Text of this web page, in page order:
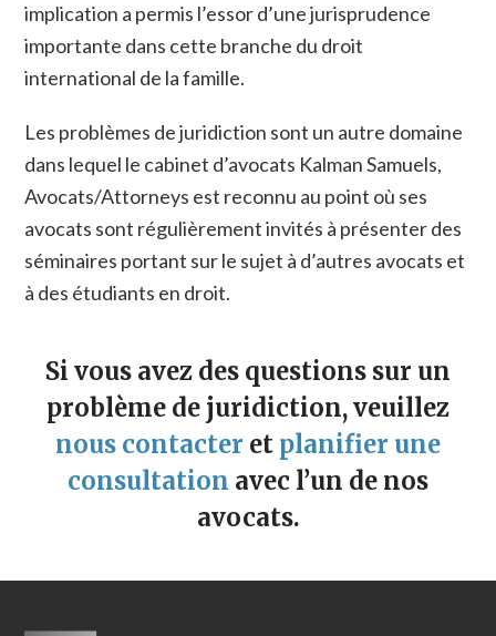
implication a permis l’essor d’une jurisprudence
importante dans cette branche du droit
international de la famille.
Les problèmes de juridiction sont un autre domaine
dans lequel le cabinet d’avocats Kalman Samuels,
Avocats/Attorneys est reconnu au point où ses
avocats sont régulièrement invités à présenter des
séminaires portant sur le sujet à d’autres avocats et
à des étudiants en droit.
Si vous avez des questions sur un
problème de juridiction, veuillez
nous contacter et planifier une
consultation avec l’un de nos
avocats.